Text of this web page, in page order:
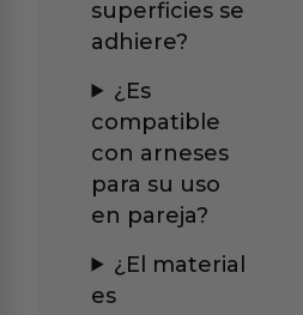
superficies se
adhiere?
¿Es
compatible
con arneses
para su uso
en pareja?
¿El material
es